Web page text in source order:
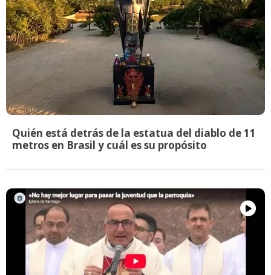
Quién está detrás de la estatua del diablo de 11
metros en Brasil y cuál es su propósito